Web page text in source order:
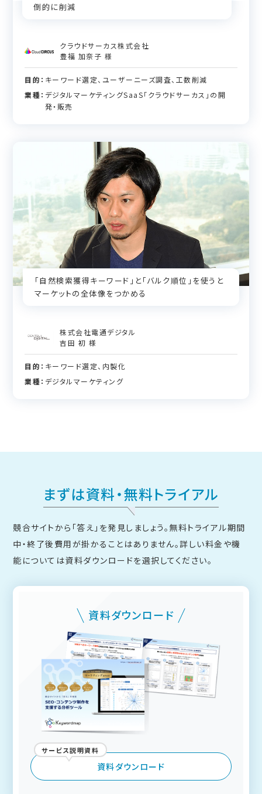
倒的に削減
クラウドサーカス株式会社
豊福 加奈子 様
目的： キーワード選定、ユーザーニーズ調査、工数削減
業種： デジタルマーケティングSaaS「クラウドサーカス」の開
発・販売
「自然検索獲得キーワード」と「バルク順位」を使うと
マーケットの全体像をつかめる
株式会社電通デジタル
吉田 初 様
目的： キーワード選定、内製化
業種： デジタルマーケティング
まずは資料・無料トライアル
競合サイトから「答え」を発見しましょう。無料トライアル期間
中・終了後費用が掛かることはありません。詳しい料金や機
能については資料ダウンロードを選択してください。
資料ダウンロード
資料ダウンロード
サービス説明資料